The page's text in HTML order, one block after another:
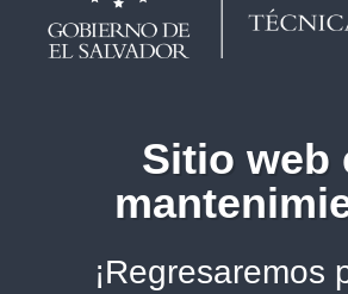
Sitio web
¡Regresaremos